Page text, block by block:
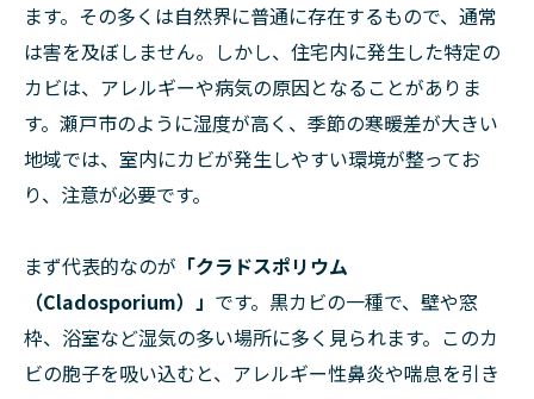
ます。その多くは自然界に普通に存在するもので、通常
は害を及ぼしません。しかし、住宅内に発生した特定の
カビは、アレルギーや病気の原因となることがありま
す。瀬戸市のように湿度が高く、季節の寒暖差が大きい
地域では、室内にカビが発生しやすい環境が整ってお
り、注意が必要です。
まず代表的なのが 「クラドスポリウム
（Cladosporium）」 です。黒カビの一種で、壁や窓
枠、浴室など湿気の多い場所に多く見られます。このカ
ビの胞子を吸い込むと、アレルギー性鼻炎や喘息を引き